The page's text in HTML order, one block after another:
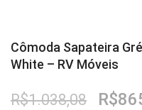
Cômoda Sapateira
White – RV Móveis
R$1.038,08
O
R$